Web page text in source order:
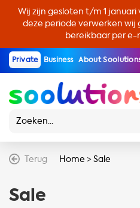
Wij zijn gesloten t/m 1
deze periode verwerken wij
bereikbaar per
Private Business About
Terug Home >Sale
Sale